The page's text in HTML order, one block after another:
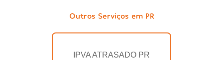
Outros Serviços em PR
IPVA ATRASADO PR